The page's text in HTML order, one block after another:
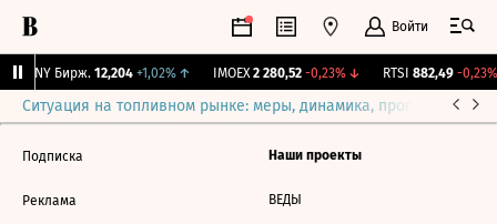
Войти
CNY Бирж. 12,204 +1,02%↑ IMOEX 2 280,52 -0,23%↓ RTSI 882,49 -0,23%
Ситуация на топливном рынке: меры, динамика, прогнозы
Подписка
Реклама
Наши проекты
ВЕДЫ